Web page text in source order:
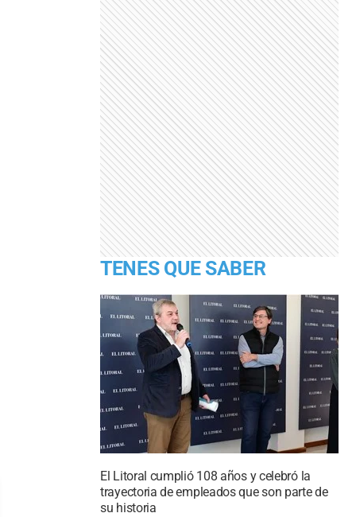
TENES QUE SABER
El Litoral cumplió 108 años y celebró la
trayectoria de empleados que son parte de
su historia